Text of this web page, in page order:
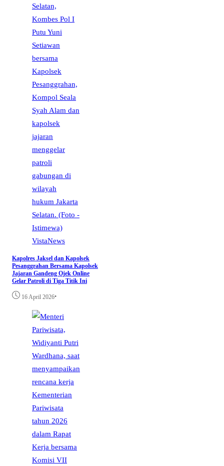
VistaNews
Kapolres Jaksel dan Kapolsek
Pesanggrahan Bersama Kapolsek
Jajaran Gandeng Ojek Online
Gelar Patroli di Tiga Titik Ini
16 April 2026•